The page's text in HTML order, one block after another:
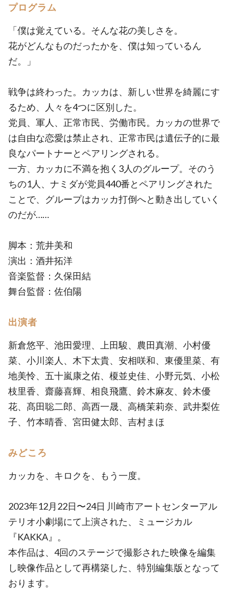
プログラム
「僕は覚えている。そんな花の美しさを。
花がどんなものだったかを、僕は知っているん
だ。」
戦争は終わった。カッカは、新しい世界を綺麗にす
るため、人々を4つに区別した。
党員、軍人、正常市民、労働市民。カッカの世界で
は自由な恋愛は禁止され、正常市民は遺伝子的に最
良なパートナーとペアリングされる。
一方、カッカに不満を抱く3人のグループ。そのう
ちの1人、ナミダが党員440番とペアリングされた
ことで、グループはカッカ打倒へと動き出していく
のだが……
脚本：荒井美和
演出：酒井拓洋
音楽監督：久保田結
舞台監督：佐伯陽
出演者
新倉悠平、池田愛理、上田駿、農田真潮、小村優
菜、小川楽人、木下太貴、安相咲和、東優里菜、有
地美怜、五十嵐康之佑、榎並史佳、小野元気、小松
枝里香、齋藤喜輝、相良飛鷹、鈴木麻友、鈴木優
花、髙田聡二郎、高西一晟、高橋茉莉奈、武井梨佐
子、竹本晴香、宮田健太郎、吉村まほ
みどころ
カッカを、キロクを、もう一度。
2023年12月22日〜24日 川崎市アートセンターアル
テリオ小劇場にて上演された、ミュージカル
『KAKKA』。
本作品は、4回のステージで撮影された映像を編集
し映像作品として再構築した、特別編集版となって
おります。